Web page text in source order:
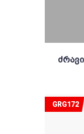
GRG172